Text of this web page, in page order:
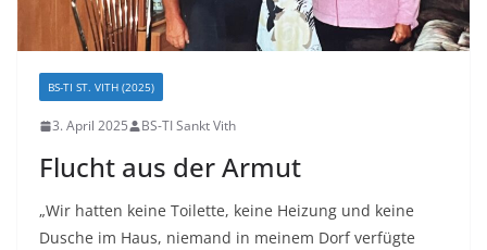
BS-TI ST. VITH (2025)
3. April 2025 BS-TI Sankt Vith
Flucht aus der Armut
„Wir hatten keine Toilette, keine Heizung und keine
Dusche im Haus, niemand in meinem Dorf verfügte